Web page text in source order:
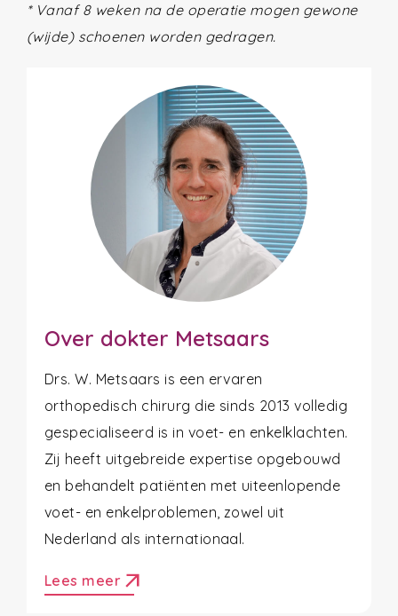
* Vanaf 8 weken na de operatie mogen gewone
(wijde) schoenen worden gedragen.
Over dokter Metsaars
Drs. W. Metsaars is een ervaren
orthopedisch chirurg die sinds 2013 volledig
gespecialiseerd is in voet- en enkelklachten.
Zij heeft uitgebreide expertise opgebouwd
en behandelt patiënten met uiteenlopende
voet- en enkelproblemen, zowel uit
Nederland als internationaal.
Lees meer arrow_outward